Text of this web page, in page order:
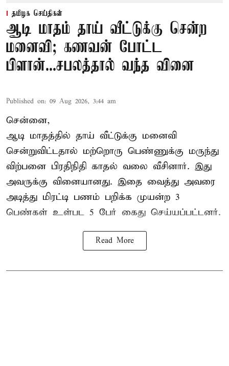
தமிழக செய்திகள்
ஆடி மாதம் தாய் வீட்டுக்கு சென்ற
மனைவி; கணவன் போட்ட
பிளான்...சபலத்தால் வந்த வினை
Published on: 09 Aug 2026, 3:44 am
சென்னை,
ஆடி மாதத்தில் தாய் வீட்டுக்கு மனைவி
சென்றுவிட்டதால் மற்றொரு பெண்ணுக்கு மருந்து
விற்பனை பிரதிநிதி காதல் வலை வீசினார். இது
அவருக்கு வினையானது. இதை வைத்து அவரை
அடித்து மிரட்டி பணம் பறிக்க முயன்ற 3
பெண்கள் உள்பட 5 பேர் கைது செய்யப்பட்டனர்.
Read More